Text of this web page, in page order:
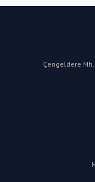
Çengeldere